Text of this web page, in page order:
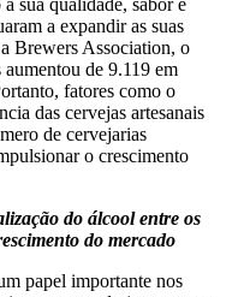
sua qualidade, sabor e
a expandir as suas
Brewers Association, o
de 9.119 em
fatores como o
das cervejas artesanais
de cervejarias
o crescimento
do álcool entre os
do mercado
papel importante nos